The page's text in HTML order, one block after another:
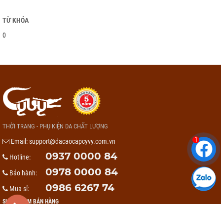
TỪ KHÓA
0
THỜI TRANG - PHỤ KIỆN DA CHẤT LƯỢNG
Email:support@dacaocapcyvy.com.vn
Hotline:
0937 0000 84
Bảo hành: 0978 0000 84
Mua sỉ: 0986 6267 74
SHOWROOM BÁN HÀNG
1